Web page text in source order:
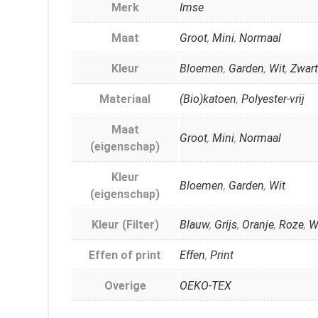
Merk Imse
Maat Groot, Mini, Normaal
Kleur Bloemen, Garden, Wit, Zwart
Materiaal (Bio)katoen, Polyester-vrij
Maat
(eigenschap)
Groot, Mini, Normaal
Kleur
(eigenschap)
Bloemen, Garden, Wit
Kleur (Filter) Blauw, Grijs, Oranje, Roze,
Effen of print Effen, Print
Overige OEKO-TEX